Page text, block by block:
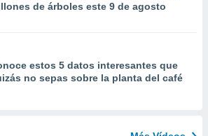
de árboles este 9 de agosto
estos 5 datos interesantes que
no sepas sobre la planta del café